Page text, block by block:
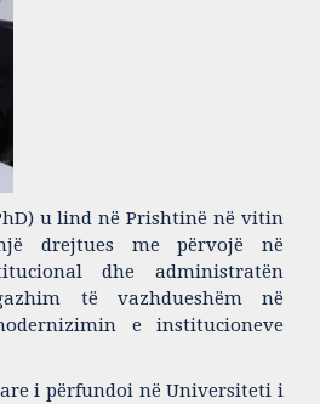
u lind në Prishtinë në vitin
drejtues me përvojë në
dhe administratën
të vazhdueshëm në
e institucioneve
i përfundoi në Universiteti i